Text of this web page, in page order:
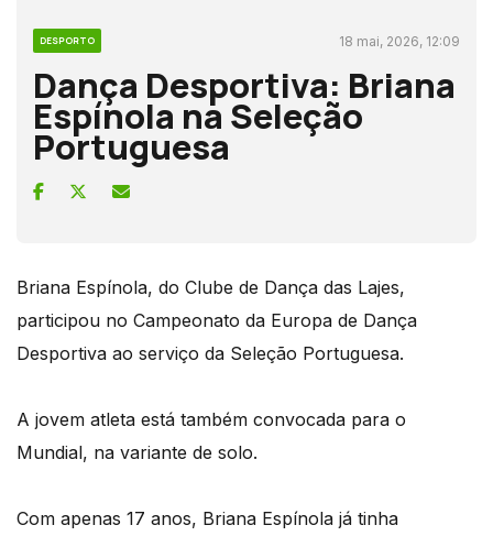
DESPORTO 18 mai, 2026, 12:09
Dança Desportiva: Briana
Espínola na Seleção
Portuguesa
Briana Espínola, do Clube de Dança das Lajes,
participou no Campeonato da Europa de Dança
Desportiva ao serviço da Seleção Portuguesa.
A jovem atleta está também convocada para o
Mundial, na variante de solo.
Com apenas 17 anos, Briana Espínola já tinha